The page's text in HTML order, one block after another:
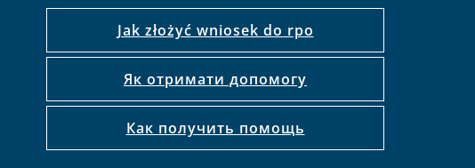
Jak złożyć wniosek do rpo
Як отримати допомогу
Как получить помощь